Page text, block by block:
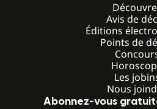
Avis de
Éditions
Points de
Les
Nous
Abonnez-vous